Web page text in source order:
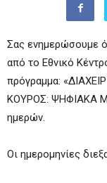
Σας ενημερώσουμε
από το Εθνικό
πρόγραμμα:
ΚΟΥΡΟΣ: ΨΗΦΙΑΚΑ
ημερών.
Oι ημερομηνίες